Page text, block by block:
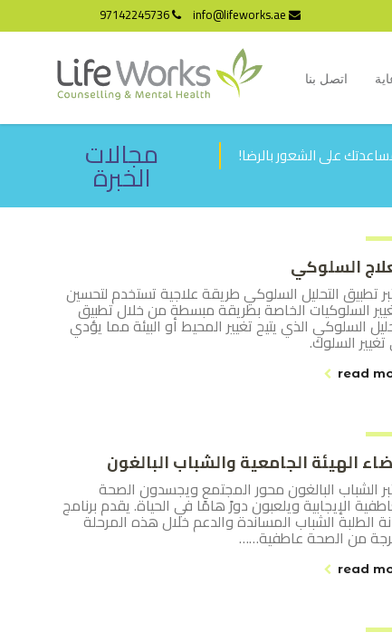
اتصل بنا
مجالات
الخبرة على الشعور بالرضا!
السلوكي
تطبيق التحليل السلوكي طريقة علاجية تستخدم لتحسين
السلوكيات الخاصة بطريقة مبسطة من خلال تطبيق
السلوكي الذي يتيح تغيير المحيط أو البيئة مما يؤدي
تغيير السلوك.
read
الهيئة الجامعية والشباب البالغون
الشباب البالغون محور المجتمع ويجسدون الصحة
الإيجابية ويلعبون دورً هامًا في الحياة. يقدم برنامج
الطلبة الشباب المساندة والدعم خلال هذه المرحلة
من الصحة عاطفية……
read